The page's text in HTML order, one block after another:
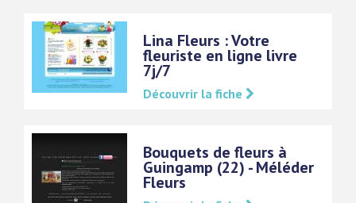
Lina Fleurs : Votre
fleuriste en ligne livre
7j/7
Découvrir la fiche
Bouquets de fleurs à
Guingamp (22) - Méléder
Fleurs